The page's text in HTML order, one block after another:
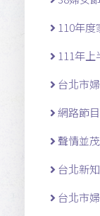
110年
111年
台北市
網路節
聲情並
台北新
台北市